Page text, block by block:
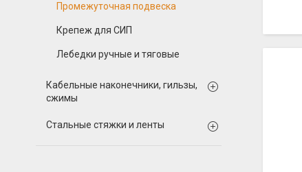
Промежуточная подвеска
Крепеж для СИП
Лебедки ручные и тяговые
Кабельные наконечники, гильзы,
сжимы
Стальные стяжки и ленты